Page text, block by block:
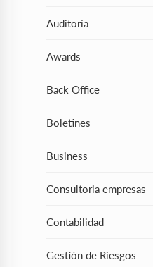
Auditoría
Awards
Back Office
Boletines
Business
Consultoria empresas
Contabilidad
Gestión de Riesgos